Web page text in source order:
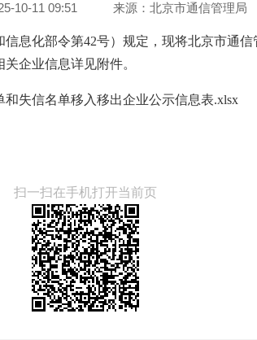
10-11 09:51 来源： 北京市通信管理局
息化部令第42号）规定，现将北京市通
企业信息详见附件。
失信名单移入移出企业公示信息表.xlsx
扫一扫在手机打开当前页